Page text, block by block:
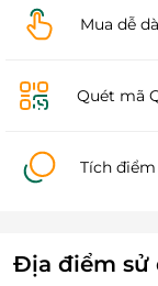
Mua dễ
Quét mã
Tích
Địa điểm sử